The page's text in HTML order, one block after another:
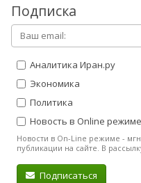
Подписка
Аналитика Иран.ру
Экономика
Политика
Новость в Online режиме
Новости в On-Line режиме -
публикации на сайте. В
Подписаться